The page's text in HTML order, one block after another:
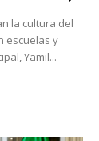
la cultura del
escuelas y
Yamil...